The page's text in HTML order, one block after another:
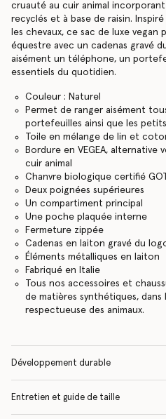
cruauté au cuir animal
recyclés et à base de raisin.
les chevaux, ce sac de luxe
équestre avec un cadenas gravé
aisément un téléphone, un
essentiels du quotidien.
Couleur : Naturel
Permet de ranger aisément
portefeuilles ainsi que les
Toile en mélange de lin et
Bordure en VEGEA, alternative
cuir animal
Chanvre biologique certifié
Deux poignées supérieures
Un compartiment principal
Une poche plaquée interne
Fermeture zippée
Cadenas en laiton gravé du
Éléments métalliques en laiton
Fabriqué en Italie
Tous nos accessoires et
de matières synthétiques,
respectueuse des animaux.
Développement durable
Entretien et guide de taille